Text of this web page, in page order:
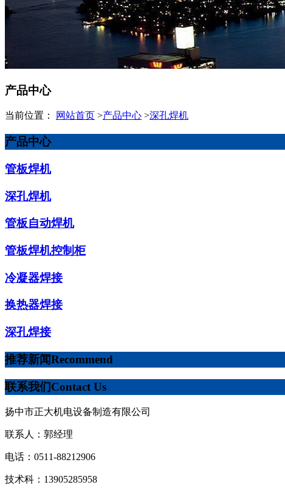
产品中心
当前位置： 网站首页 >产品中心 >深孔焊机
产品中心
管板焊机
深孔焊机
管板自动焊机
管板焊机控制柜
冷凝器焊接
换热器焊接
深孔焊接
推荐新闻Recommend
联系我们Contact Us
扬中市正大机电设备制造有限公司
联系人：郭经理
电话：0511-88212906
技术科：13905285958